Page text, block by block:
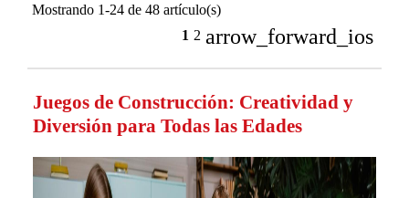
Mostrando 1-24 de 48 artículo(s)
1 2 arrow_forward_ios
Juegos de Construcción: Creatividad y
Diversión para Todas las Edades